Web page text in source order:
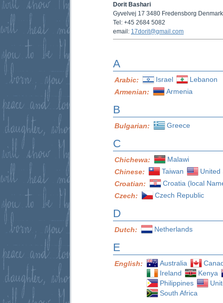
Dorit Bashari
Gyvelvej 17 3480 Fredensborg Denmark
Tel: +45 2684 5082
email: 17dorit@gmail.com
A
Arabic: Israel
Lebanon
Armenian:
Armenia
B
Bulgarian: Greece
C
Chichewa:
Malawi
Chinese:
Taiwan
United
Croatian:
Croatia (local
Czech:
Czech Republic
D
Dutch: Netherlands
E
English: Australia
Ireland
Kenya
Philippines
South Africa